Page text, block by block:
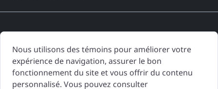
Les rapports d'historique de véhicule de CARFAX Canada sont basés
uniquement sur l'information fournie à CARFAX Canada et disponible à
Nous utilisons des témoins pour améliorer votre
expérience de navigation, assurer le bon
fonctionnement du site et vous offrir du contenu
personnalisé. Vous pouvez consulter